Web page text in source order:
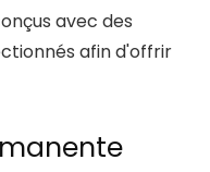
avec des
afin d'offrir